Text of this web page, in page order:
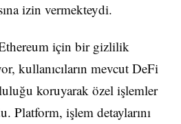
izin vermekteydi.
için bir gizlilik
kullanıcıların mevcut DeFi
koruyarak özel işlemler
Platform, işlem detaylarını